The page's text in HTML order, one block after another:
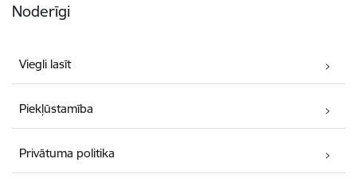
Noderīgi
Viegli lasīt
Piekļūstamība
Privātuma politika